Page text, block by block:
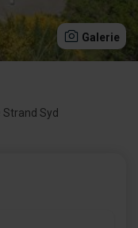
Galerie
Strand Syd